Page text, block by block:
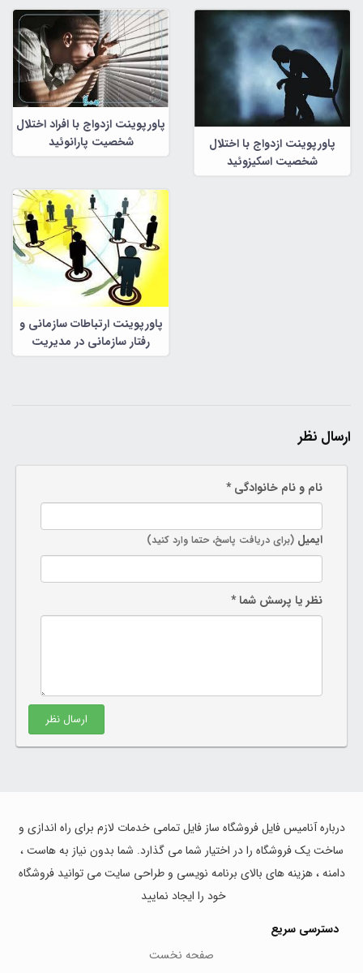
پاورپوینت ازدواج با اختلال
شخصیت اسکیزوئید
پاورپوینت ازدواج با افراد اختلال
شخصیت پارانوئید
پاورپوینت ارتباطات سازمانی و
رفتار سازمانی در مدیریت
سازمانی
ارسال نظر
نام و نام خانوادگی *
ایمیل (برای دریافت پاسخ، حتما وارد کنید)
نظر یا پرسش شما *
ارسال نظر
درباره آنامیس فایل فروشگاه ساز فایل تمامی خدمات لازم برای راه اندازی و
ساخت یک فروشگاه را در اختیار شما می گذارد. شما بدون نیاز به هاست ،
دامنه ، هزینه های بالای برنامه نویسی و طراحی سایت می توانید فروشگاه
خود را ایجاد نمایید
دسترسی سریع
صفحه نخست